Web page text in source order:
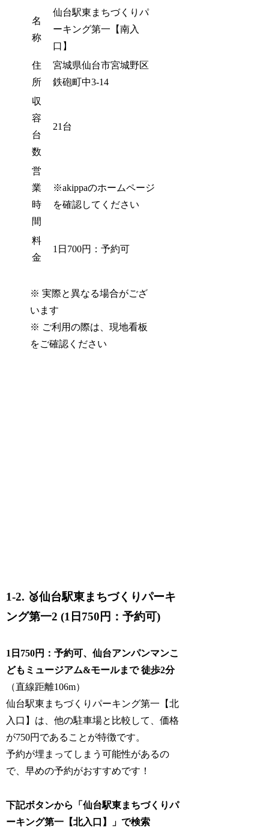
名
称
仙台駅東まちづくりパ
ーキング第一【南入
口】
住
所
宮城県仙台市宮城野区
鉄砲町中3-14
収
容
台
数
21台
営
業
時
間
※akippaのホームページ
を確認してください
料
金
1日700円：予約可
※ 実際と異なる場合がござ
います
※ ご利用の際は、現地看板
をご確認ください
1-2. 🥈仙台駅東まちづくりパーキ
ング第一2 (1日750円：予約可)
1日750円：予約可、仙台アンパンマンこ
どもミュージアム&モールまで 徒歩2分
（直線距離106m）
仙台駅東まちづくりパーキング第一【北
入口】は、他の駐車場と比較して、価格
が750円であることが特徴です。
予約が埋まってしまう可能性があるの
で、早めの予約がおすすめです！
下記ボタンから「仙台駅東まちづくりパ
ーキング第一【北入口】」で検索